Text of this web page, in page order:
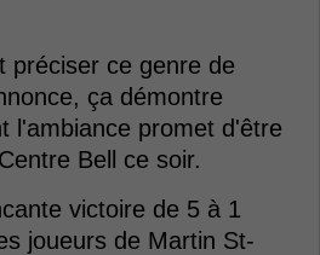
préciser ce genre de
ça démontre
l'ambiance promet d'être
Bell ce soir.
victoire de 5 à 1
joueurs de Martin St-